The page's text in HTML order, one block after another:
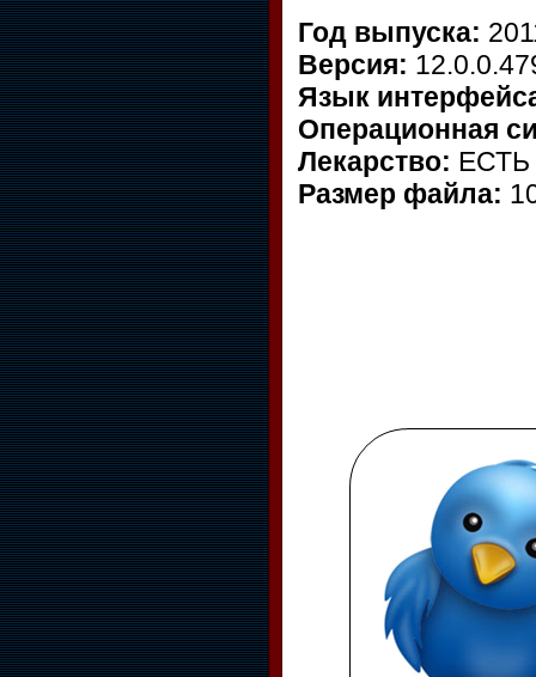
Год выпуска:
Версия:
Язык
Операционная
Лекарство: ЕСТЬ
Размер файла: